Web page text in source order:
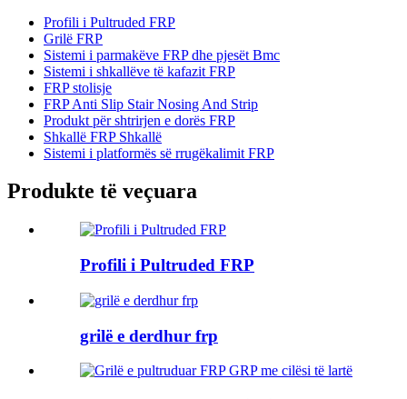
Profili i Pultruded FRP
Grilë FRP
Sistemi i parmakëve FRP dhe pjesët Bmc
Sistemi i shkallëve të kafazit FRP
FRP stolisje
FRP Anti Slip Stair Nosing And Strip
Produkt për shtrirjen e dorës FRP
Shkallë FRP Shkallë
Sistemi i platformës së rrugëkalimit FRP
Produkte të veçuara
Profili i Pultruded FRP
grilë e derdhur frp